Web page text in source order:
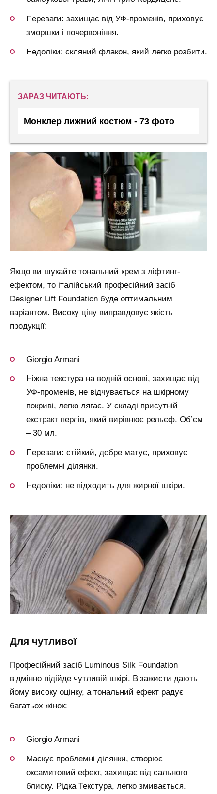
Переваги: захищає від УФ-променів, приховує
зморшки і почервоніння.
Недоліки: скляний флакон, який легко розбити.
ЗАРАЗ ЧИТАЮТЬ:
Монклер лижний костюм - 73 фото
Якщо ви шукайте тональний крем з ліфтинг-
ефектом, то італійський професійний засіб
Designer Lift Foundation буде оптимальним
варіантом. Високу ціну виправдовує якість
продукції:
Giorgio Armani
Ніжна текстура на водній основі, захищає від
УФ-променів, не відчувається на шкірному
покриві, легко лягає. У складі присутній
екстракт перлів, який вирівнює рельєф. Об’єм
– 30 мл.
Переваги: стійкий, добре матує, приховує
проблемні ділянки.
Недоліки: не підходить для жирної шкіри.
для чутливої
Професійний засіб Luminous Silk Foundation
відмінно підійде чутливій шкірі. Візажисти дають
йому високу оцінку, а тональний ефект радує
багатьох жінок:
Giorgio Armani
Маскує проблемні ділянки, створює
оксамитовий ефект, захищає від сального
блиску. Рідка Текстура, легко змивається.